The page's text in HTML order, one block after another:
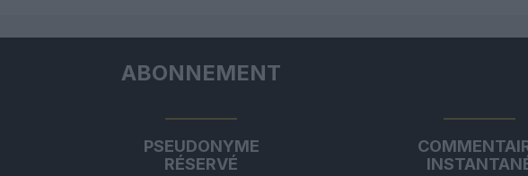
ABONNEMENT
PSEUDONYME
RÉSERVÉ